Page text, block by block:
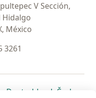
V Sección,
Hidalgo
México
3261
nueva pestaña
en una nueva pestaña
se abre en una nueva
Deutschlandse abre en
Česko